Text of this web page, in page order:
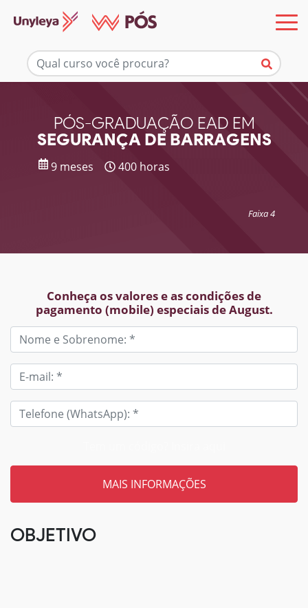
PÓS-GRADUAÇÃO EAD EM
SEGURANÇA DE BARRAGENS
9 meses 400 horas
Faixa 4
Conheça os valores e as condições de
pagamento (mobile) especiais de August.
Mais informações
OBJETIVO